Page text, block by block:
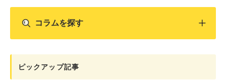
コラムを探す
ピックアップ記事